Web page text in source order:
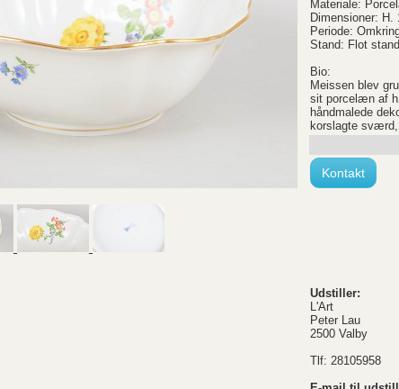
Materiale:
Dimensioner:
Periode:
Stand: Flot
Bio:
Meissen blev
sit porcelæn af
håndmalede
korslagte
Kontakt
Udstiller:
L'Art
Peter Lau
2500 Valby
Tlf: 28105958